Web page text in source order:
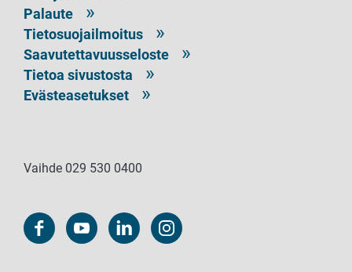
Palaute
Tietosuojailmoitus
Saavutettavuusseloste
Tietoa sivustosta
Evästeasetukset
Vaihde 029 530 0400